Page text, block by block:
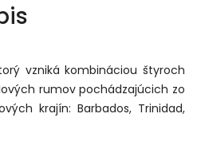
vzniká kombináciou štyroch
rumov pochádzajúcich zo
krajín: Barbados, Trinidad,